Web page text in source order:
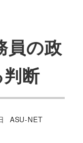
員の政
判断
著
ASU-NET